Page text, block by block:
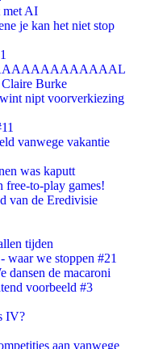
met AI
je kan het niet stop
Burke
nipt voorverkiezing
vanwege vakantie
was kaputt
free-to-play games!
van de Eredivisie
tijden
waar we stoppen #21
dansen de macaroni
voorbeeld #3
IV?
aan vanwege